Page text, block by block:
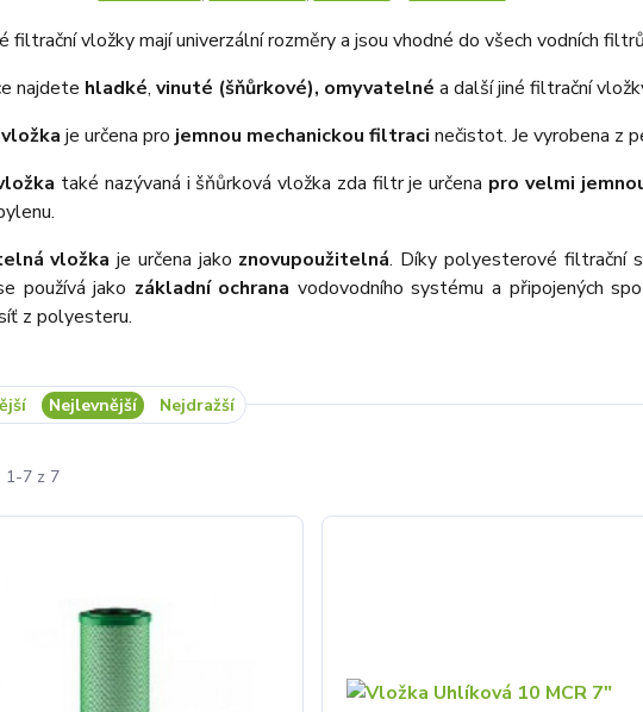
filtrační vložky mají univerzální rozměry a jsou vhodné do všech vodních
najdete hladké, vinuté (šňůrkové), omyvatelné a další jiné filtrační
je určena pro jemnou mechanickou filtraci nečistot. Je vyrobena z
také nazývaná i šňůrková vložka zda filtr je určena pro velmi
vložka je určena jako znovupoužitelná. Díky polyesterové filtrační
používá jako základní ochrana vodovodního systému a připojených
z polyesteru.
Nejlevnější Nejdražší
1-7 z 7